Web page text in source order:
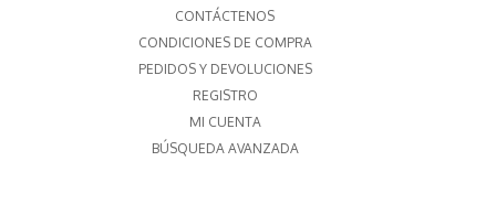
CONTÁCTENOS
CONDICIONES DE COMPRA
PEDIDOS Y DEVOLUCIONES
REGISTRO
MI CUENTA
BÚSQUEDA AVANZADA